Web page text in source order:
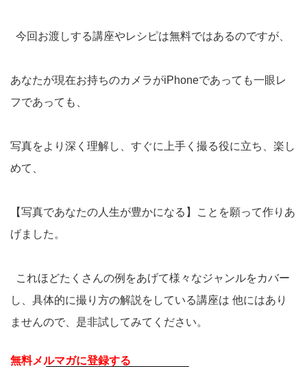
今回お渡しする講座やレシピは無料ではあるのですが、
あなたが現在お持ちのカメラがiPhoneであっても一眼レ
フであっても、
写真をより深く理解し、すぐに上手く撮る役に立ち、楽し
めて、
【写真であなたの人生が豊かになる】ことを願って作りあ
げました。
これほどたくさんの例をあげて様々なジャンルをカバー
し、具体的に撮り方の解説をしている講座は 他にはあり
ませんので、是非試してみてください。
無料メルマガに登録する